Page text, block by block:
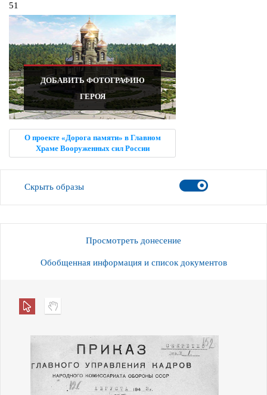
51
ДОБАВИТЬ ФОТОГРАФИЮ
ГЕРОЯ
О проекте «Дорога памяти» в Главном
Храме Вооруженных сил России
Скрыть образы
Просмотреть донесение
Обобщенная информация и список документов